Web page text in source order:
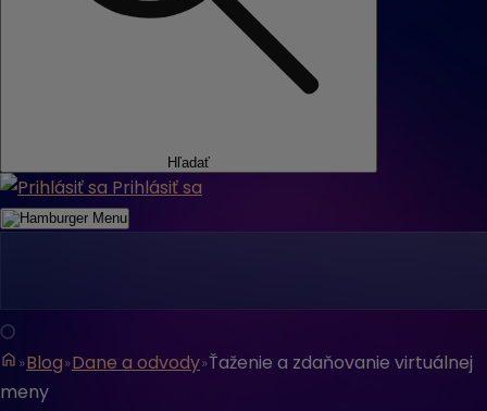
Hľadať
Prihlásiť sa
Menu
Blog Dane a odvody Ťaženie a zdaňovanie virtuálnej
meny